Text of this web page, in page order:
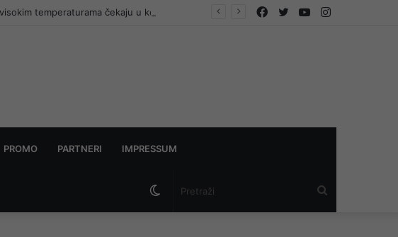
temperaturama čekaju u kolonama YouTube
Twitter
Facebook
PROMO PARTNERI IMPRESSUM
Switch